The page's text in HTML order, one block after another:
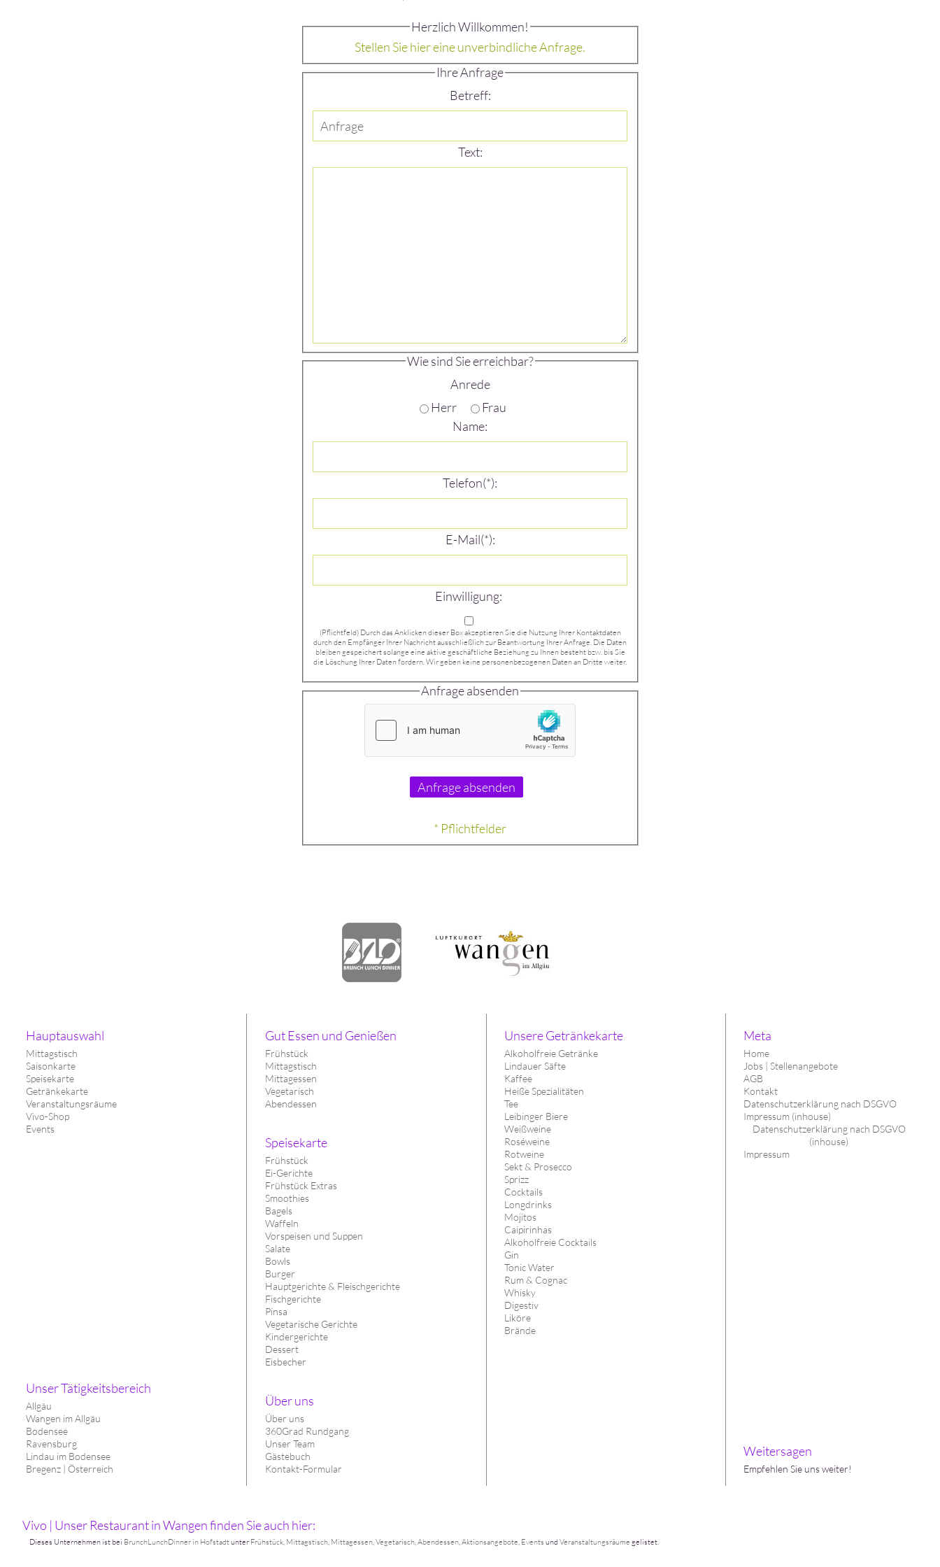
Herzlich Willkommen!
Stellen Sie hier eine unverbindliche Anfrage.
Ihre Anfrage
Betreff:
Text:
Wie sind Sie erreichbar?
Anrede
Herr
Frau
Name:
Telefon(*):
E-Mail(*):
Einwilligung:
(Pflichtfeld) Durch das Anklicken dieser Box akzeptieren Sie die Nutzung Ihrer Kontaktdaten
durch den Empfänger Ihrer Nachricht ausschließlich zur Beantwortung Ihrer Anfrage. Die Daten
bleiben gespeichert solange eine aktive geschäftliche Beziehung zu Ihnen besteht bzw. bis Sie
die Löschung Ihrer Daten fordern. Wir geben keine personenbezogenen Daten an Dritte weiter.
Anfrage absenden
* Pflichtfelder
Hauptauswahl
Mittagstisch
Saisonkarte
Speisekarte
Getränkekarte
Veranstaltungsräume
Vivo-Shop
Events
Unser Tätigkeitsbereich
Allgäu
Wangen im Allgäu
Bodensee
Ravensburg
Lindau im Bodensee
Bregenz | Österreich
Gut Essen und Genießen
Frühstück
Mittagstisch
Mittagessen
Vegetarisch
Abendessen
Speisekarte
Frühstück
Ei-Gerichte
Frühstück Extras
Smoothies
Bagels
Waffeln
Vorspeisen und Suppen
Salate
Bowls
Burger
Hauptgerichte & Fleischgerichte
Fischgerichte
Pinsa
Vegetarische Gerichte
Kindergerichte
Dessert
Eisbecher
Über uns
Über uns
360Grad Rundgang
Unser Team
Gästebuch
Kontakt-Formular
Unsere Getränkekarte
Alkoholfreie Getränke
Lindauer Säfte
Kaffee
Heiße Spezialitäten
Tee
Leibinger Biere
Weißweine
Roséweine
Rotweine
Sekt & Prosecco
Sprizz
Cocktails
Longdrinks
Mojitos
Caipirinhas
Alkoholfreie Cocktails
Gin
Tonic Water
Rum & Cognac
Whisky
Digestiv
Liköre
Brände
Meta
Home
Jobs | Stellenangebote
AGB
Kontakt
Datenschutzerklärung nach DSGVO
Impressum (inhouse)
Datenschutzerklärung nach DSGVO
(inhouse)
Impressum
Weitersagen
Empfehlen Sie uns weiter!
Vivo | Unser Restaurant in Wangen finden Sie auch hier:
Dieses Unternehmen ist bei BrunchLunchDinner in Hofstadtunter Frühstück Mittagstisch Mittagessen Vegetarisch Abendessen Aktionsangebote Events und Veranstaltungsräume gelistet.